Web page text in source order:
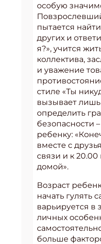
особую
пытается
других и
я?», учится
коллектива,
и уважение
стиле «Ты
вызывает
определить
безопасности
ребенку:
вместе с
связи и к
домой».
Возраст
начать гулять
варьируется в
личных
больше